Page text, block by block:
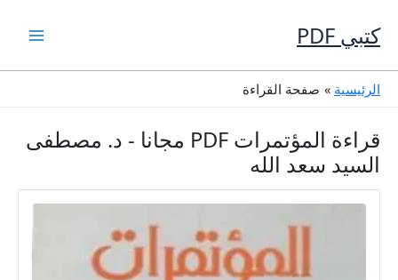
إلى
المحتوى
كتبي PDF
الرئيسية صفحة القراءة
قراءة المؤتمرات PDF مجانا - د. مصطفى
السيد سعد الله